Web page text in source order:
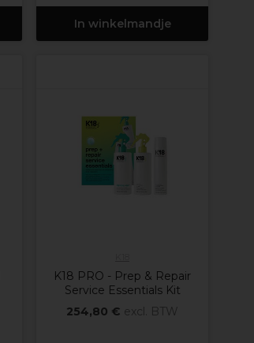
In winkelmandje
K18 PRO - Prep & Repair
Service Essentials Kit
254,80 € excl. BTW